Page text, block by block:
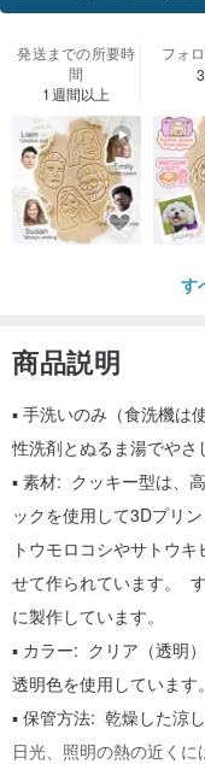
発送までの所要時
間
1週間以上
フォ
す
商品説明
▪️ 手洗いのみ（食洗機は
性洗剤とぬるま湯でやさ
▪️ 素材: クッキー型は、
ックを使用して3Dプリ
トウモロコシやサトウ
せて作られています。
に製作しています。
▪️ カラー: クリア（透明
透明色を使用しています。
▪️ 保管方法: 乾燥した涼
日光、照明の熱の近く